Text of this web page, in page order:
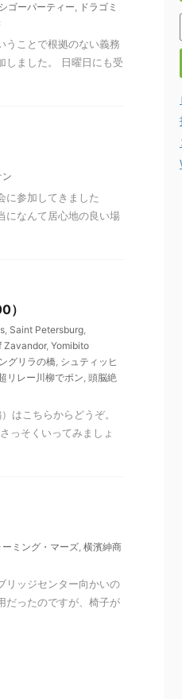
ゴーパーティー, ドラゴミ
うことで根拠のない義務
しました。 日曜日にも受
ン
に参加してきました
になんて居心地の良い場
）
, Saint Petersburg,
Zavandor, Yomibito
グリラの橋, シュティッヒ
リレー川柳でポン, 頭脳絶
はこちらからどうぞ。
っそくいってみましょ
ーミング・マーズ, 横濱紳商
リッジセンター向かいの
だったのですが、椅子が